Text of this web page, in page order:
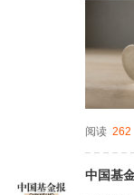
大的经
意思的
换成钱，
阅读 262
中国基